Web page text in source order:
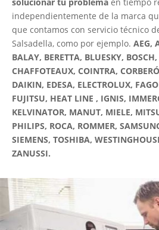
independientemente de la marca
que contamos con servicio técnico
Salsadella, como por ejemplo. AEG,
BALAY, BERETTA, BLUESKY,
CHAFFOTEAUX, COINTRA,
DAIKIN, EDESA, ELECTROLUX,
FUJITSU, HEAT LINE , IGNIS,
KELVINATOR, MANUT, MIELE,
PHILIPS, ROCA, ROMMER,
SIEMENS, TOSHIBA,
ZANUSSI.